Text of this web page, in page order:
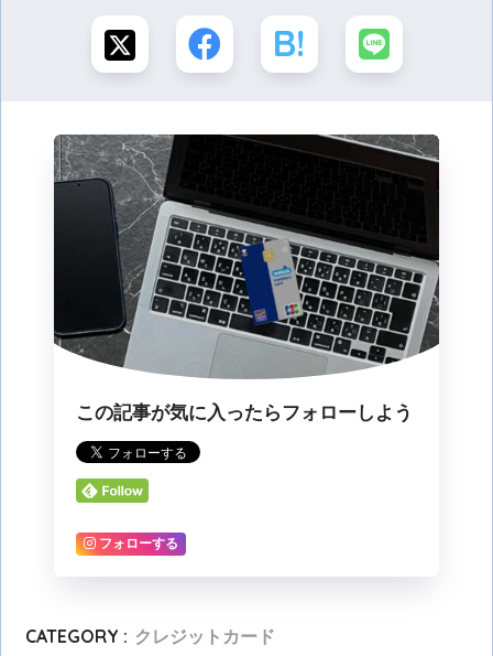
この記事が気に入ったらフォローしよう
フォローする
CATEGORY : クレジットカード